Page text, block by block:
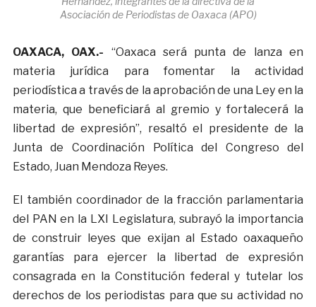
Asociación de Periodistas de Oaxaca (APO)
OAXACA, OAX.- “Oaxaca será punta de lanza en
materia jurídica para fomentar la actividad
periodística a través de la aprobación de una Ley en la
materia, que beneficiará al gremio y fortalecerá la
libertad de expresión”, resaltó el presidente de la
Junta de Coordinación Política del Congreso del
Estado, Juan Mendoza Reyes.
El también coordinador de la fracción parlamentaria
del PAN en la LXI Legislatura, subrayó la importancia
de construir leyes que exijan al Estado oaxaqueño
garantías para ejercer la libertad de expresión
consagrada en la Constitución federal y tutelar los
derechos de los periodistas para que su actividad no